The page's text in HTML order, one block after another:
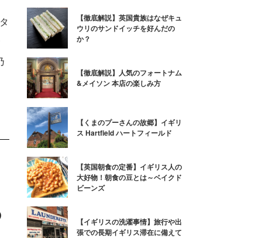
【徹底解説】英国貴族はなぜキュ
ウリのサンドイッチを好んだの
か？
【徹底解説】人気のフォートナム
&メイソン 本店の楽しみ方
【くまのプーさんの故郷】イギリ
ス Hartfield ハートフィールド
【英国朝食の定番】イギリス人の
大好物！朝食の豆とは～ベイクド
ビーンズ
【イギリスの洗濯事情】旅行や出
張での長期イギリス滞在に備えて